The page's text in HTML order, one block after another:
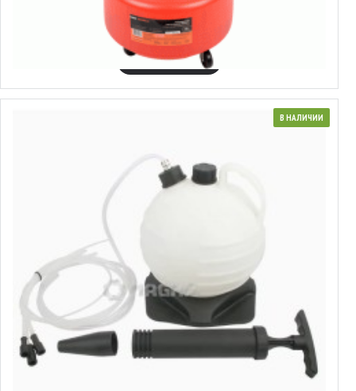
54.22€
Выбрать варианты
В НАЛИЧИИ
7700128
приспособление для откачки масла и жидкостей 5,5л. ручной .
MAGMA, MG50546